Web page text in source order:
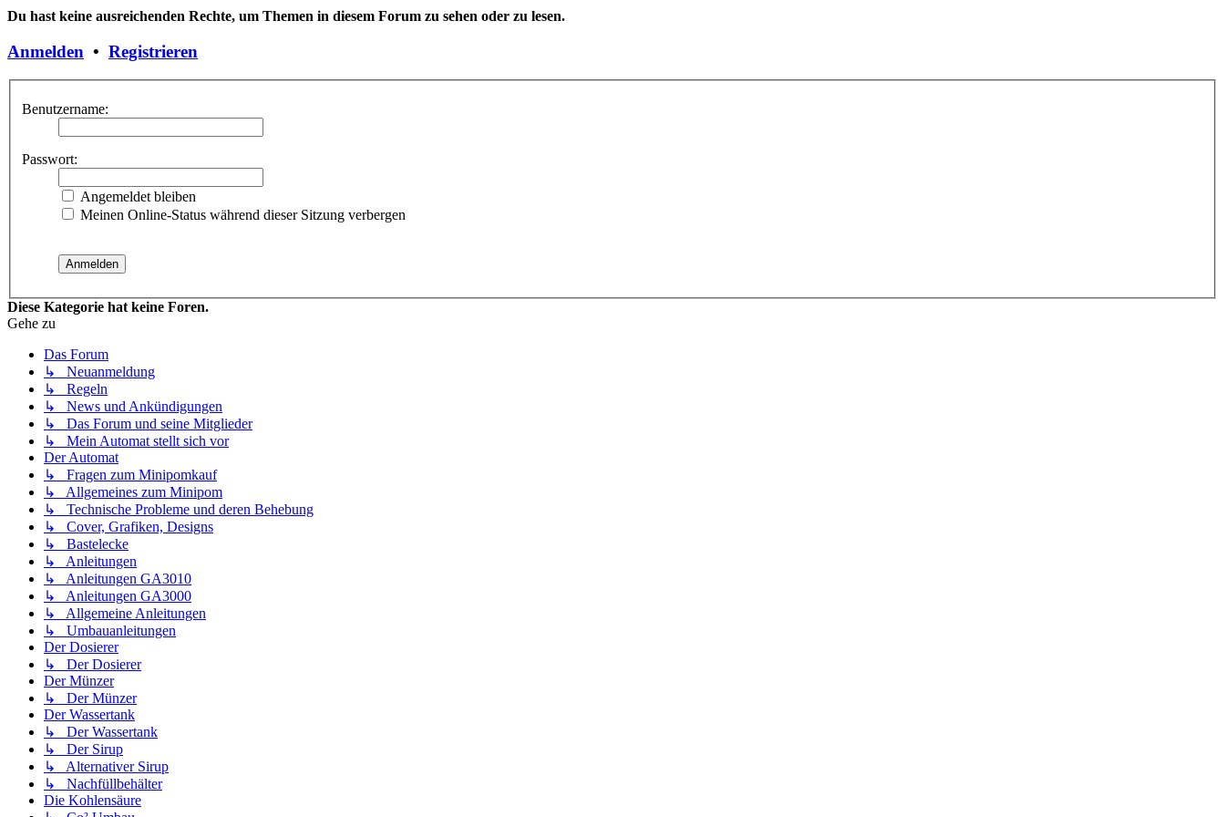
Du hast keine ausreichenden Rechte, um Themen in diesem Forum zu sehen oder zu lesen.
Anmelden • Registrieren
Benutzername:
Passwort:
Angemeldet bleiben
Meinen Online-Status während dieser Sitzung verbergen
Diese Kategorie hat keine Foren.
Gehe zu
Das Forum
↳ Neuanmeldung
↳ Regeln
↳ News und Ankündigungen
↳ Das Forum und seine Mitglieder
↳ Mein Automat stellt sich vor
Der Automat
↳ Fragen zum Minipomkauf
↳ Allgemeines zum Minipom
↳ Technische Probleme und deren Behebung
↳ Cover, Grafiken, Designs
↳ Bastelecke
↳ Anleitungen
↳ Anleitungen GA3010
↳ Anleitungen GA3000
↳ Allgemeine Anleitungen
↳ Umbauanleitungen
Der Dosierer
↳ Der Dosierer
Der Münzer
↳ Der Münzer
Der Wassertank
↳ Der Wassertank
↳ Der Sirup
↳ Alternativer Sirup
↳ Nachfüllbehälter
Die Kohlensäure